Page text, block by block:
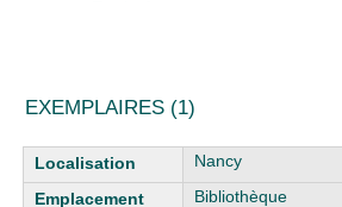
EXEMPLAIRES (1)
Liste des exemplaires
Nancy
Bibliothèque